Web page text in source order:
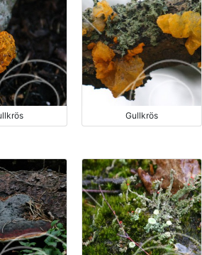
Gullkrös